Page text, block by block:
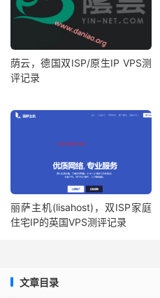
荫云，德国双ISP/原生IP VPS测
评记录
丽萨主机(lisahost)，双ISP家庭
住宅IP的英国VPS测评记录
文章目录